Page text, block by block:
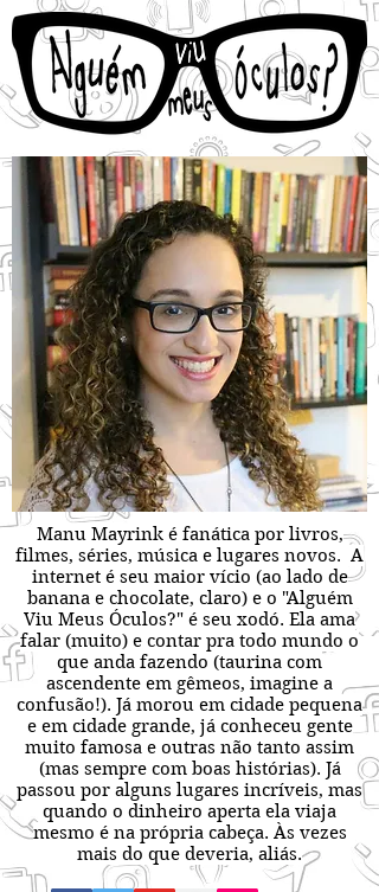
Manu Mayrink é fanática por livros,
filmes, séries, música e lugares novos. A
internet é seu maior vício (ao lado de
banana e chocolate, claro) e o "Alguém
Viu Meus Óculos?" é seu xodó. Ela ama
falar (muito) e contar pra todo mundo o
que anda fazendo (taurina com
ascendente em gêmeos, imagine a
confusão!). Já morou em cidade pequena
e em cidade grande, já conheceu gente
muito famosa e outras não tanto assim
(mas sempre com boas histórias). Já
passou por alguns lugares incríveis, mas
quando o dinheiro aperta ela viaja
mesmo é na própria cabeça. Às vezes
mais do que deveria, aliás.